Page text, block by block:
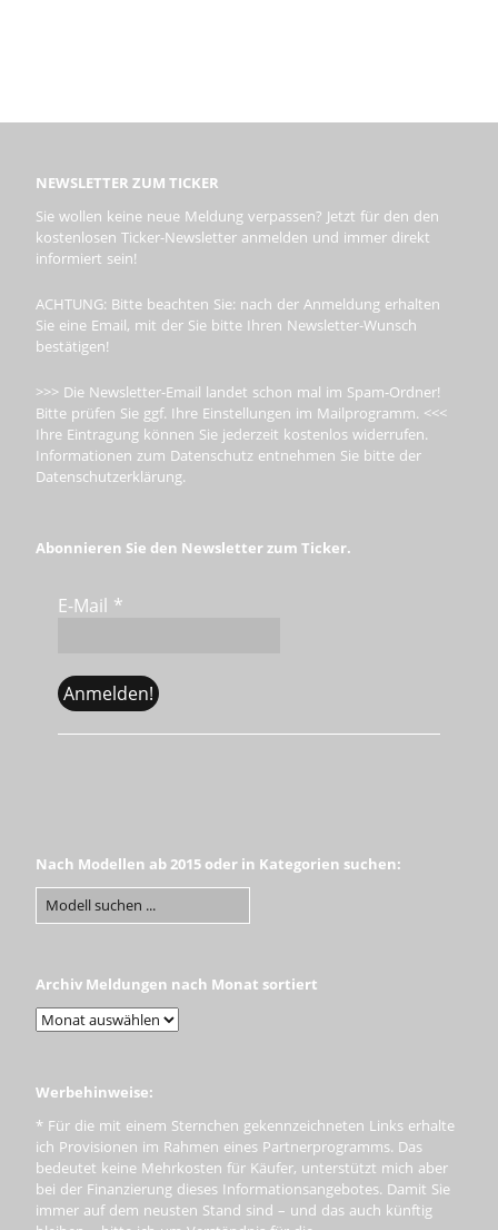
NEWSLETTER ZUM TICKER
Sie wollen keine neue Meldung verpassen? Jetzt für den den
kostenlosen Ticker-Newsletter anmelden und immer direkt
informiert sein!
ACHTUNG: Bitte beachten Sie: nach der Anmeldung erhalten
Sie eine Email, mit der Sie bitte Ihren Newsletter-Wunsch
bestätigen!
>>> Die Newsletter-Email landet schon mal im Spam-Ordner!
Bitte prüfen Sie ggf. Ihre Einstellungen im Mailprogramm. <<<
Ihre Eintragung können Sie jederzeit kostenlos widerrufen.
Informationen zum Datenschutz entnehmen Sie bitte der
Datenschutzerklärung.
Abonnieren Sie den Newsletter zum Ticker.
E-Mail *
Nach Modellen ab 2015 oder in Kategorien suchen:
Archiv Meldungen nach Monat sortiert
Werbehinweise:
* Für die mit einem Sternchen gekennzeichneten Links erhalte
ich Provisionen im Rahmen eines Partnerprogramms. Das
bedeutet keine Mehrkosten für Käufer, unterstützt mich aber
bei der Finanzierung dieses Informationsangebotes. Damit Sie
immer auf dem neusten Stand sind – und das auch künftig